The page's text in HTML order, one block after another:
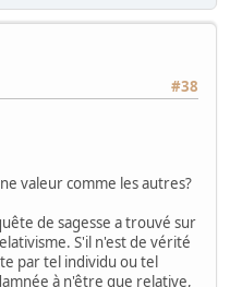
#38
valeur comme les autres?
de sagesse a trouvé sur
S'il n'est de vérité
par tel individu ou tel
à n'être que relative,